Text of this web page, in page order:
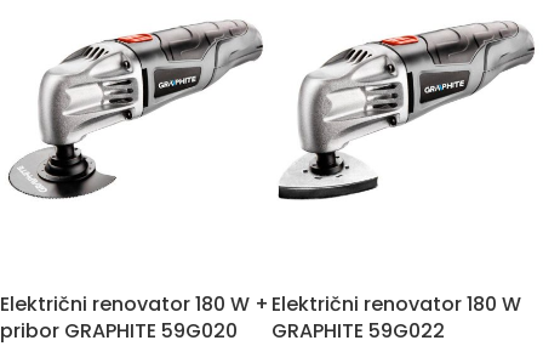
Električni renovator 180 W +
pribor GRAPHITE 59G020
Električni renovator 180 W
GRAPHITE 59G022